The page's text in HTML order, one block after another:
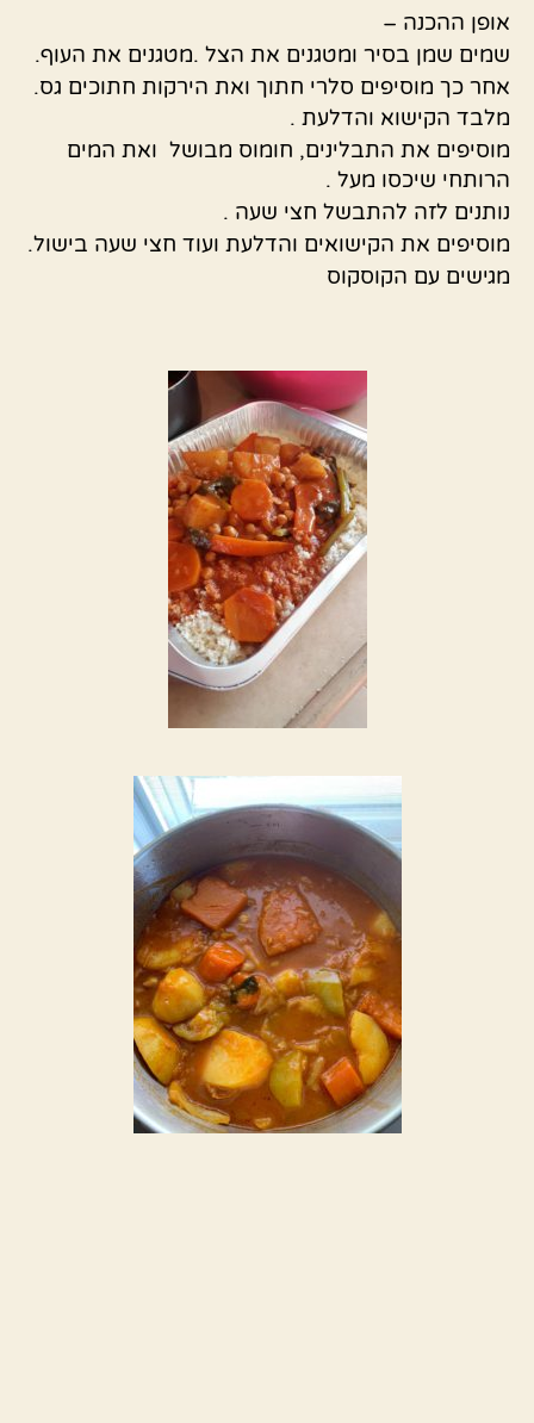
אופן ההכנה –
שמים שמן בסיר ומטגנים את הצל .מטגנים את העוף.
אחר כך מוסיפים סלרי חתוך ואת הירקות חתוכים גס.
מלבד הקישוא והדלעת .
מוסיפים את התבלינים, חומוס מבושל ואת המים
הרותחי שיכסו מעל .
נותנים לזה להתבשל חצי שעה .
מוסיפים את הקישואים והדלעת ועוד חצי שעה בישול.
מגישים עם הקוסקוס